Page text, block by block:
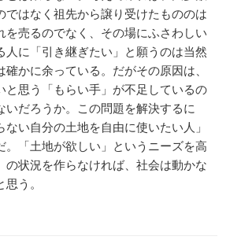
ではなく祖先から譲り受けたもののは
を売るのでなく、その場にふさわしい
人に「引き継ぎたい」と願うのは当然
かに余っている。だがその原因は、
と思う「もらい手」が不足しているの
いだろうか。この問題を解決するに
ない自分の土地を自由に使いたい人」
。「土地が欲しい」というニーズを高
の状況を作らなければ、社会は動かな
う。